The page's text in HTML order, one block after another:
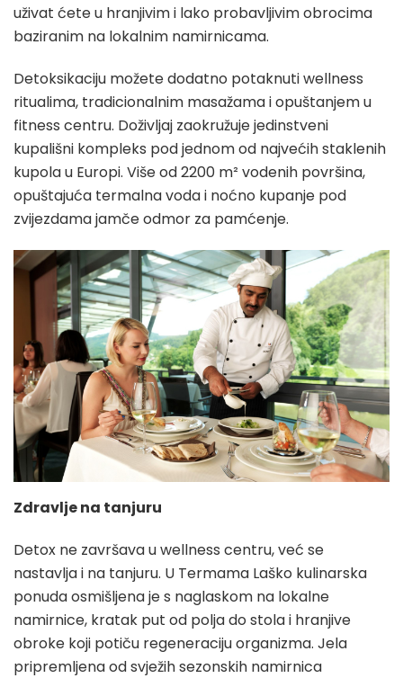
uživat ćete u hranjivim i lako probavljivim obrocima
baziranim na lokalnim namirnicama.
Detoksikaciju možete dodatno potaknuti wellness
ritualima, tradicionalnim masažama i opuštanjem u
fitness centru. Doživljaj zaokružuje jedinstveni
kupališni kompleks pod jednom od najvećih staklenih
kupola u Europi. Više od 2200 m² vodenih površina,
opuštajuća termalna voda i noćno kupanje pod
zvijezdama jamče odmor za pamćenje.
Zdravlje na tanjuru
Detox ne završava u wellness centru, već se
nastavlja i na tanjuru. U Termama Laško kulinarska
ponuda osmišljena je s naglaskom na lokalne
namirnice, kratak put od polja do stola i hranjive
obroke koji potiču regeneraciju organizma. Jela
pripremljena od svježih sezonskih namirnica